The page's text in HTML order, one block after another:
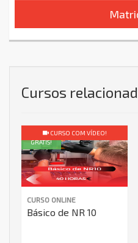
Cursos
CURSO ONLINE
Básico de NR 10
GRÁTIS!
CURSO COM VÍDEO!